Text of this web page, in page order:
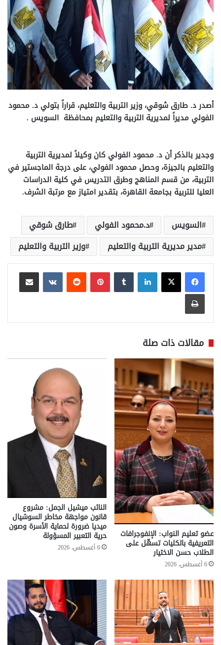
أصدر د. طارق شوقي، وزير التربية والتعليم، قراراً بتولي د. محمود
الفولي مديراً لمديرية التربية والتعليم بمحافظة السويس .
وجدير بالذكر أن د. محمود الفولي كان وكيلاً لمديرية التربية
والتعليم بالجيزة، وحصل محمود الفولي، على درجة الماجستير في
التربية، من قسم المناهج وطرق التدريس في كلية الدراسات
العليا للتربية بجامعة القاهرة، بتقدير امتياز مع مرتبة الشرف.
السويس د.محمود الفولي
طارق شوقي
مدير مديرية التربية والتعليم
وزير التربية والتعليم
لينكدإن بينتيريست
مشاركة عبر البريد
طباعة
مقالات ذات صلة
عضو تعليم النواب: الإنفوجرافات
التعريفية بالكليات تسهّل على
الطلاب حسن الاختيار
6 أغسطس، 2026
النائب ميشيل الجمل: مشروع
قانون مواجهة مخاطر السوشيال
ميديا ضرورة لحماية الأسرة وصون
حرية التعبير المسؤولة
6 أغسطس، 2026